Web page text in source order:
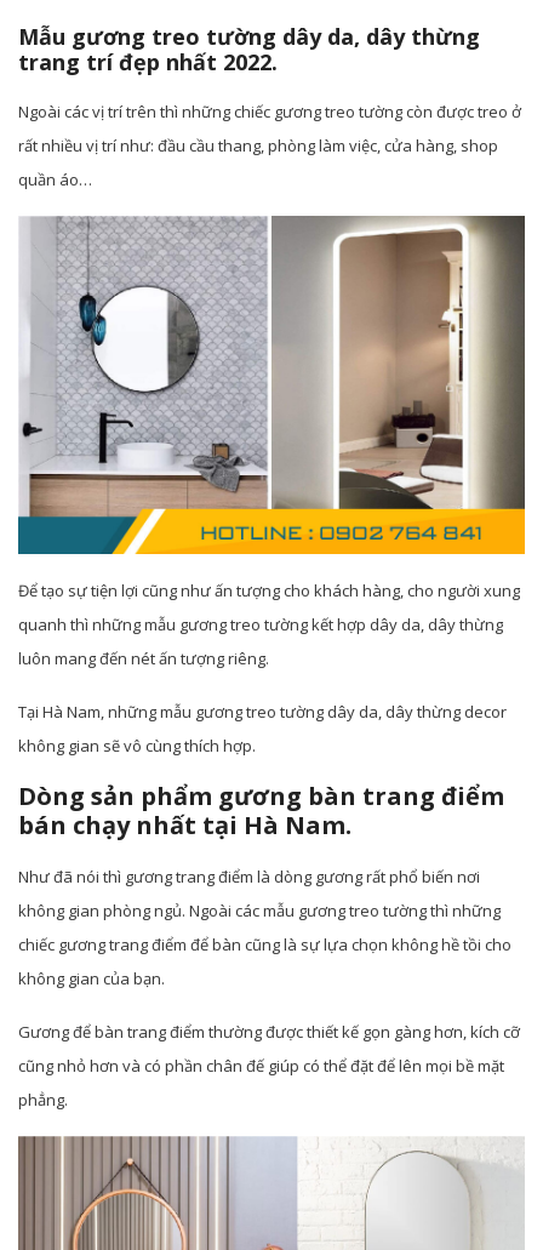
Mẫu gương treo tường dây da, dây thừng
trang trí đẹp nhất 2022.
Ngoài các vị trí trên thì những chiếc gương treo tường còn được treo ở
rất nhiều vị trí như: đầu cầu thang, phòng làm việc, cửa hàng, shop
quần áo…
Để tạo sự tiện lợi cũng như ấn tượng cho khách hàng, cho người xung
quanh thì những mẫu gương treo tường kết hợp dây da, dây thừng
luôn mang đến nét ấn tượng riêng.
Tại Hà Nam, những mẫu gương treo tường dây da, dây thừng decor
không gian sẽ vô cùng thích hợp.
Dòng sản phẩm gương bàn trang điểm
bán chạy nhất tại Hà Nam.
Như đã nói thì gương trang điểm là dòng gương rất phổ biến nơi
không gian phòng ngủ. Ngoài các mẫu gương treo tường thì những
chiếc gương trang điểm để bàn cũng là sự lựa chọn không hề tồi cho
không gian của bạn.
Gương để bàn trang điểm thường được thiết kế gọn gàng hơn, kích cỡ
cũng nhỏ hơn và có phần chân đế giúp có thể đặt để lên mọi bề mặt
phẳng.